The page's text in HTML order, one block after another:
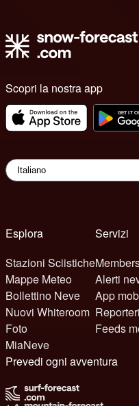
Scopri la nostra app
Esplora
Stazioni Sciistiche
Mappe Meteo
Bollettino Neve
Nuovi Whiteroom
Foto
MiaNeve
Servizi
Alerti
App
Feeds
Prevedi ogni avventura